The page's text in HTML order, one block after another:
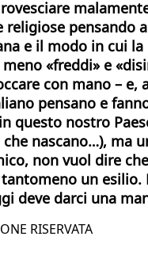
religiose pensando
e il modo in cui
«freddi» e
con mano –
pensano e
in questo nostro
nascano…), ma
non vuol dire
tantomeno un
deve darci una
RISERVATA